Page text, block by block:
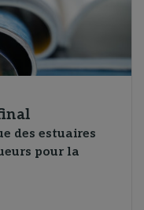
des estuaires
pour la